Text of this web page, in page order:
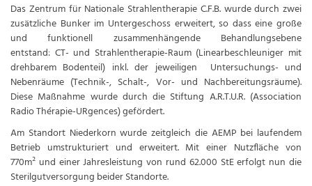
Das Zentrum für Nationale Strahlentherapie C.F.B. wurde durch zwei
zusätzliche Bunker im Untergeschoss erweitert, so dass eine große
und funktionell zusammenhängende Behandlungsebene
entstand: CT- und Strahlentherapie-Raum (Linearbeschleuniger mit
drehbarem Bodenteil) inkl. der jeweiligen Untersuchungs- und
Nebenräume (Technik-, Schalt-, Vor- und Nachbereitungsräume).
Diese Maßnahme wurde durch die Stiftung A.R.T.U.R. (Association
Radio Thérapie-URgences) gefördert.
Am Standort Niederkorn wurde zeitgleich die AEMP bei laufendem
Betrieb umstrukturiert und erweitert. Mit einer Nutzfläche von
770m² und einer Jahresleistung von rund 62.000 StE erfolgt nun die
Sterilgutversorgung beider Standorte.